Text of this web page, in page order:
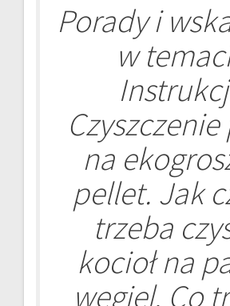
Porady i
w
na
pellet. Jak
trzeba
kocioł na
węgiel. Co